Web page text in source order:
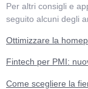
Per altri consigli e
seguito alcuni degli
Ottimizzare la
Fintech per PMI:
Come scegliere la